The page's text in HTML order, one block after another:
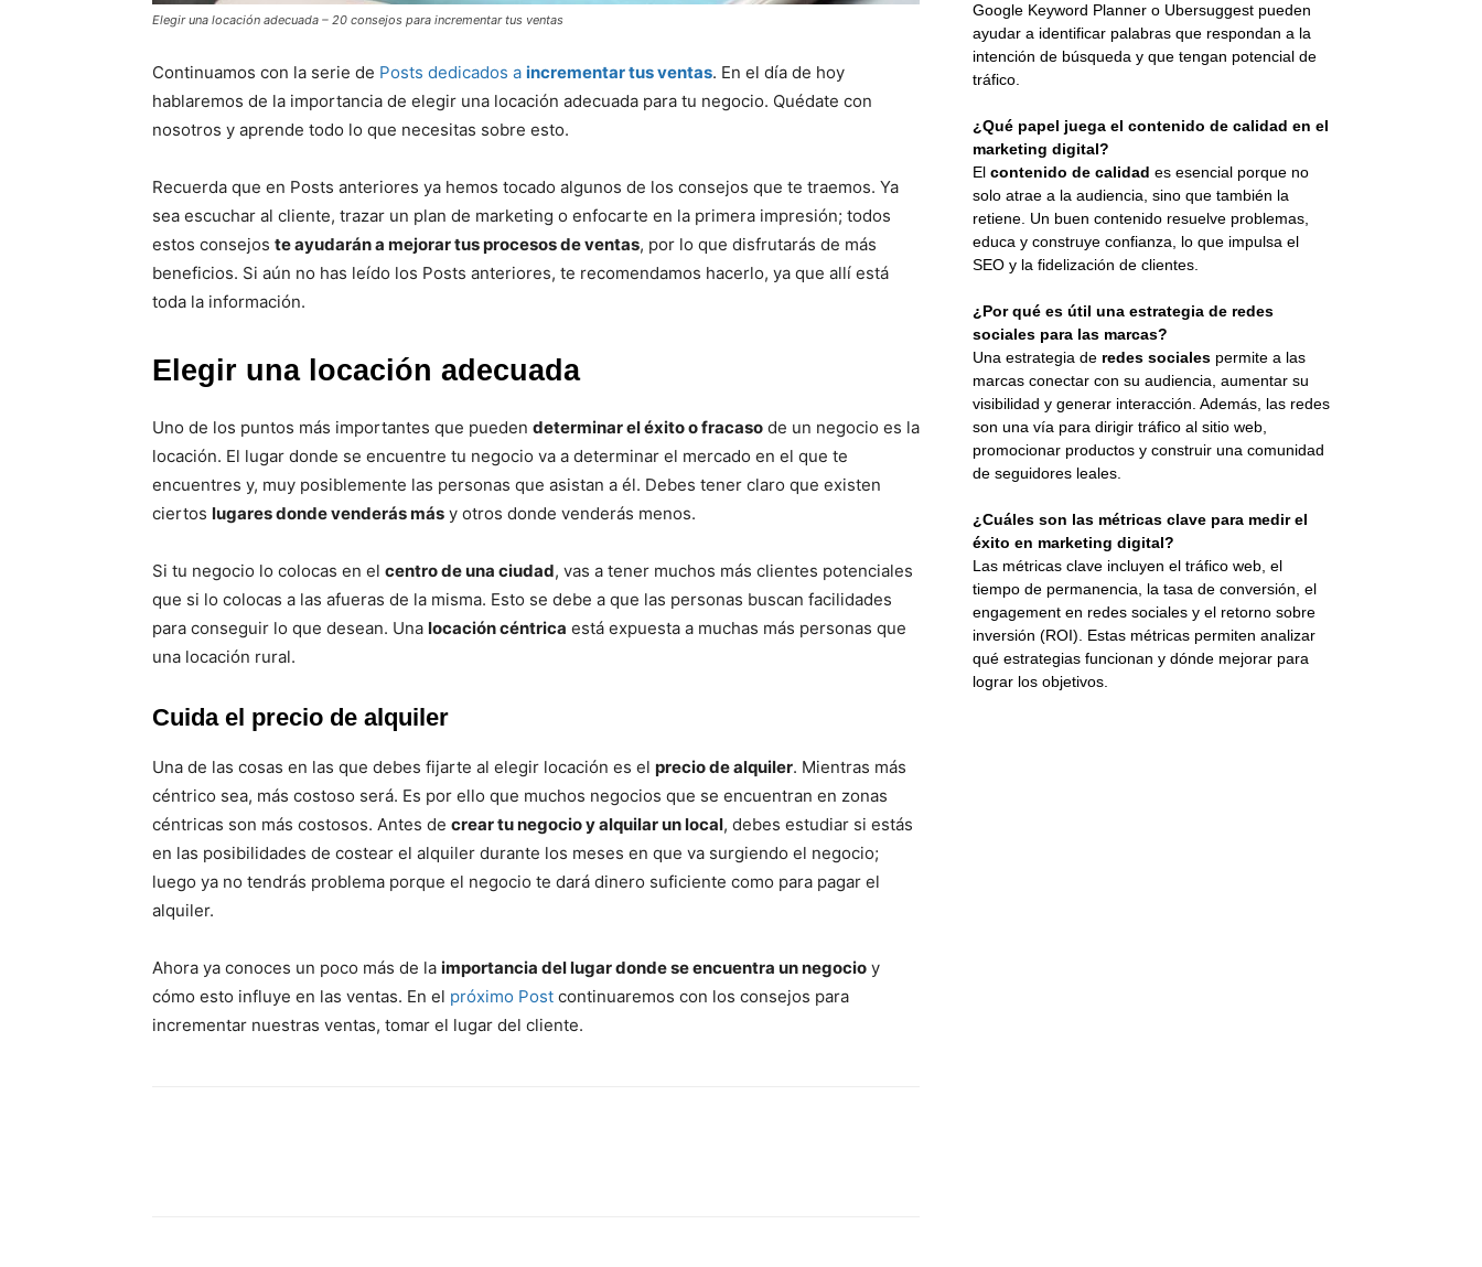
Elegir una locación adecuada – 20 consejos para incrementar tus ventas
Continuamos con la serie de Posts dedicados a incrementar tus ventas. En el día de hoy
hablaremos de la importancia de elegir una locación adecuada para tu negocio. Quédate con
nosotros y aprende todo lo que necesitas sobre esto.
Recuerda que en Posts anteriores ya hemos tocado algunos de los consejos que te traemos. Ya
sea escuchar al cliente, trazar un plan de marketing o enfocarte en la primera impresión; todos
estos consejos te ayudarán a mejorar tus procesos de ventas, por lo que disfrutarás de más
beneficios. Si aún no has leído los Posts anteriores, te recomendamos hacerlo, ya que allí está
toda la información.
Elegir una locación adecuada
Uno de los puntos más importantes que pueden determinar el éxito o fracaso de un negocio es la
locación. El lugar donde se encuentre tu negocio va a determinar el mercado en el que te
encuentres y, muy posiblemente las personas que asistan a él. Debes tener claro que existen
ciertos lugares donde venderás más y otros donde venderás menos.
Si tu negocio lo colocas en el centro de una ciudad, vas a tener muchos más clientes potenciales
que si lo colocas a las afueras de la misma. Esto se debe a que las personas buscan facilidades
para conseguir lo que desean. Una locación céntrica está expuesta a muchas más personas que
una locación rural.
Cuida el precio de alquiler
Una de las cosas en las que debes fijarte al elegir locación es el precio de alquiler. Mientras más
céntrico sea, más costoso será. Es por ello que muchos negocios que se encuentran en zonas
céntricas son más costosos. Antes de crear tu negocio y alquilar un local, debes estudiar si estás
en las posibilidades de costear el alquiler durante los meses en que va surgiendo el negocio;
luego ya no tendrás problema porque el negocio te dará dinero suficiente como para pagar el
alquiler.
Ahora ya conoces un poco más de la importancia del lugar donde se encuentra un negocio y
cómo esto influye en las ventas. En el próximo Post continuaremos con los consejos para
incrementar nuestras ventas, tomar el lugar del cliente.
Google Keyword Planner o Ubersuggest pueden
ayudar a identificar palabras que respondan a la
intención de búsqueda y que tengan potencial de
tráfico.
¿Qué papel juega el contenido de calidad en el
marketing digital?
El contenido de calidad es esencial porque no
solo atrae a la audiencia, sino que también la
retiene. Un buen contenido resuelve problemas,
educa y construye confianza, lo que impulsa el
SEO y la fidelización de clientes.
¿Por qué es útil una estrategia de redes
sociales para las marcas?
Una estrategia de redes sociales permite a las
marcas conectar con su audiencia, aumentar su
visibilidad y generar interacción. Además, las redes
son una vía para dirigir tráfico al sitio web,
promocionar productos y construir una comunidad
de seguidores leales.
¿Cuáles son las métricas clave para medir el
éxito en marketing digital?
Las métricas clave incluyen el tráfico web, el
tiempo de permanencia, la tasa de conversión, el
engagement en redes sociales y el retorno sobre
inversión (ROI). Estas métricas permiten analizar
qué estrategias funcionan y dónde mejorar para
lograr los objetivos.